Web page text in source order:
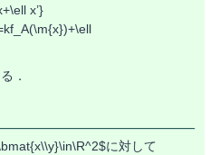
x’}
．
に対して